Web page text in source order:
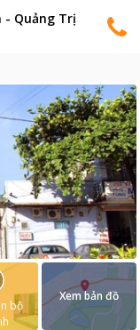
- Quảng Trị
bộ
Xem bản đồ